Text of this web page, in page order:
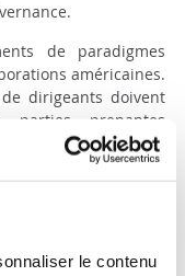
le contenu
de paradigmes
américaines.
dirigeants doivent
parties prenantes
et non
dans le système